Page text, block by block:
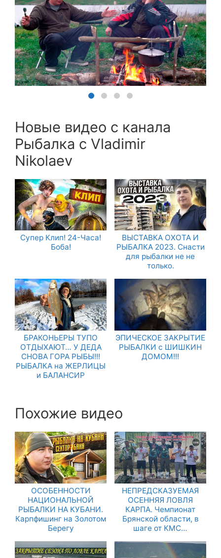
Новые видео с канала
Рыбалка с Vladimir
Nikolaev
Супер Клип! 24-Часа!
Боба!
ВЫСТАВКА ОХОТА И
РЫБАЛКА 2023. Снасти
для рыбалки не не
только.
БРАКОНЬЕРЫ ТУПО
ОТДЫХАЮТ… У ДЕДА
СНОВА ГОРА РЫБЫ!!!
РЫБАЛКА на ЖЕРЛИЦЫ
и БАЛАНСИР
ЭПИЧЕСКОЕ ЗАКРЫТИЕ
РЫБАЛКИ с ШИШКИН
ДОМОМ!!!
Похожие видео
ОСОБЕННОСТИ
НАЦИОНАЛЬНОЙ
РЫБАЛКИ НА КУБАНИ.
Карпфишинг на Золотом
Берегу
НЕПРЕДСКАЗУЕМАЯ
ОСЕННЯЯ ЛОВЛЯ
КАРПА. Чемпионат
Брянской области, в
шаге от КМС…